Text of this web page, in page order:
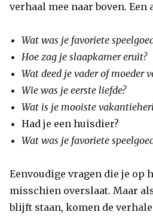
verhaal mee naar boven. Een
Wat was je favoriete
Hoe zag je slaapkamer eruit?
Wat deed je vader of moeder
Wie was je eerste liefde?
Wat is je mooiste
Had je een huisdier?
Wat was je favoriete
Eenvoudige vragen die je op
misschien overslaat. Maar
blijft staan, komen de